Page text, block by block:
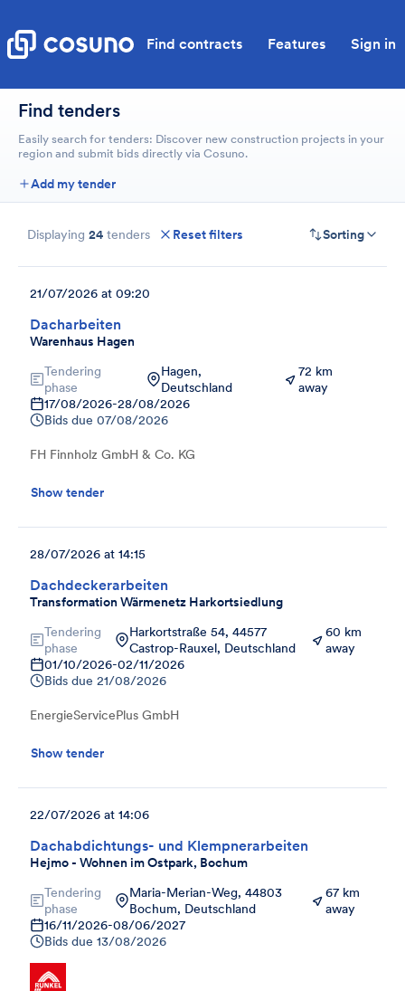
Find contracts Features Sign in
Find tenders
Easily search for tenders: Discover new construction projects in your
region and submit bids directly via Cosuno.
Add my tender
Displaying 24 tenders Reset filters Sorting
Dacharbeiten
Warenhaus Hagen
21/07/2026 at 09:20
Tendering
phase
Hagen,
Deutschland
72 km
away
17/08/2026-28/08/2026
Bids due 07/08/2026
FH Finnholz GmbH & Co. KG
Show tender
Dachdeckerarbeiten
Transformation Wärmenetz Harkortsiedlung
28/07/2026 at 14:15
Tendering
phase
Harkortstraße 54, 44577
Castrop-Rauxel, Deutschland
60 km
away
01/10/2026-02/11/2026
Bids due 21/08/2026
EnergieServicePlus GmbH
Show tender
Dachabdichtungs- und Klempnerarbeiten
Hejmo - Wohnen im Ostpark, Bochum
22/07/2026 at 14:06
Tendering
phase
Maria-Merian-Weg, 44803
Bochum, Deutschland
67 km
away
16/11/2026-08/06/2027
Bids due 13/08/2026